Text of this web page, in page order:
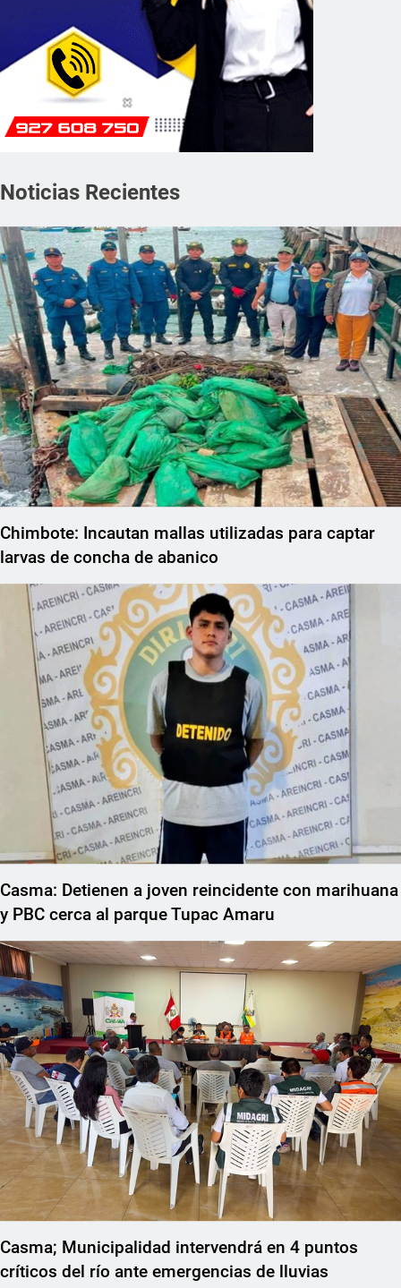
Noticias Recientes
Chimbote: Incautan mallas utilizadas para captar
larvas de concha de abanico
Casma: Detienen a joven reincidente con marihuana
y PBC cerca al parque Tupac Amaru
Casma; Municipalidad intervendrá en 4 puntos
críticos del río ante emergencias de lluvias